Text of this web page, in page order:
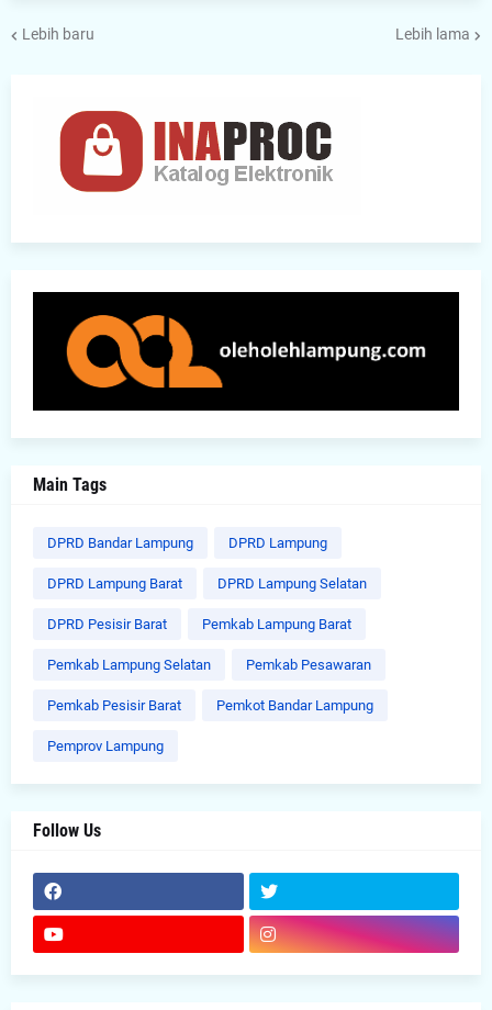
Lebih baru Lebih lama
Main Tags
DPRD Bandar Lampung DPRD Lampung
DPRD Lampung Barat DPRD Lampung Selatan
DPRD Pesisir Barat Pemkab Lampung Barat
Pemkab Lampung Selatan Pemkab Pesawaran
Pemkab Pesisir Barat Pemkot Bandar Lampung
Pemprov Lampung
Follow Us